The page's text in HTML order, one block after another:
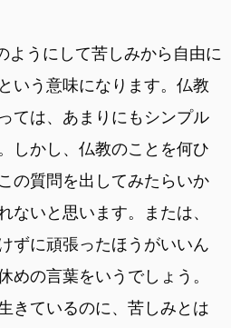
ようにして苦しみから自由に
いう意味になります。仏教
ては、あまりにもシンプル
しかし、仏教のことを何ひ
の質問を出してみたらいか
ないと思います。または、
ずに頑張ったほうがいいん
めの言葉をいうでしょう。
きているのに、苦しみとは